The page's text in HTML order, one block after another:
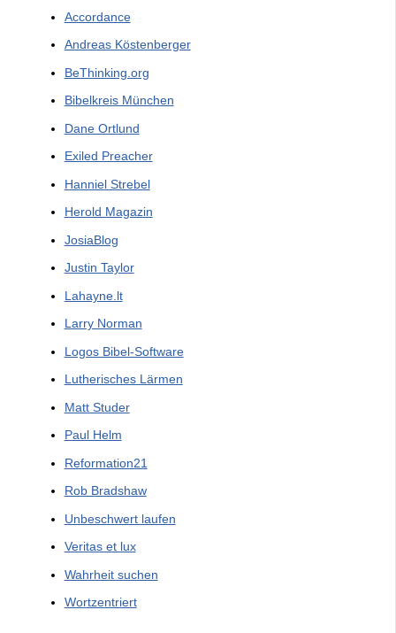
Accordance
Andreas Köstenberger
BeThinking.org
Bibelkreis München
Dane Ortlund
Exiled Preacher
Hanniel Strebel
Herold Magazin
JosiaBlog
Justin Taylor
Lahayne.lt
Larry Norman
Logos Bibel-Software
Lutherisches Lärmen
Matt Studer
Paul Helm
Reformation21
Rob Bradshaw
Unbeschwert laufen
Veritas et lux
Wahrheit suchen
Wortzentriert